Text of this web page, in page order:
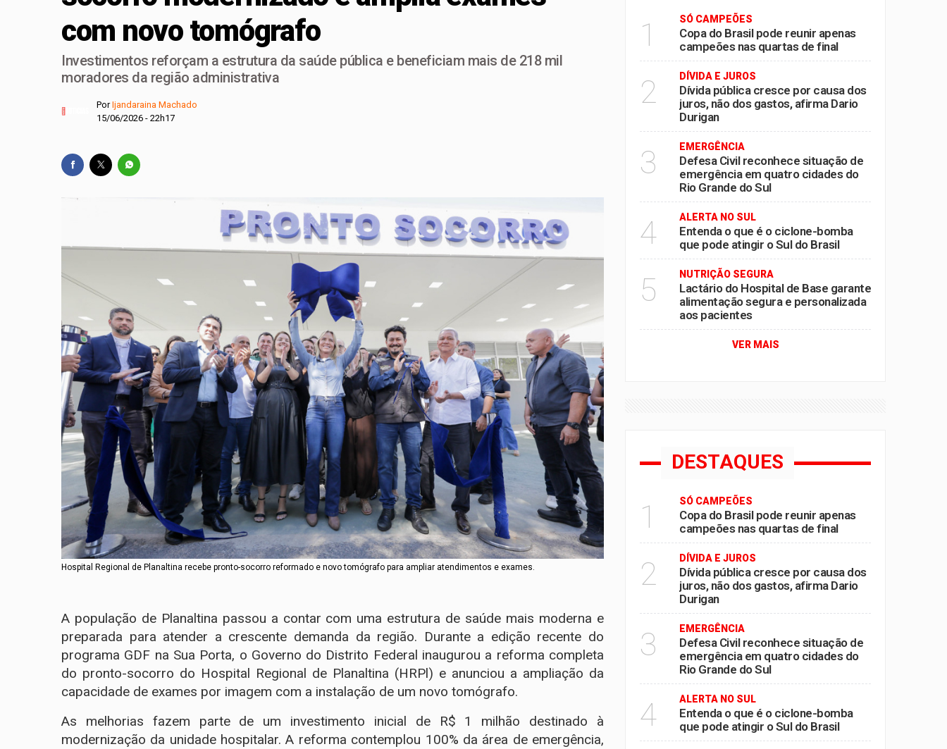
Celina avança nas pesquisas e impõe distância de 8,4 pontos sobre Arruda no DF
Queima de lixo e vegetação é crime ambiental e eleva risco de incêndio durante o período de seca
Copa do Brasil pode reunir apenas campeões nas quartas de final
com novo tomógrafo
Investimentos reforçam a estrutura da saúde pública e beneficiam mais de 218 mil
moradores da região administrativa
PorIjandaraina Machado
15/06/2026 - 22h17
Hospital Regional de Planaltina recebe pronto-socorro reformado e novo tomógrafo para ampliar atendimentos e exames.
A população de Planaltina passou a contar com uma estrutura de saúde mais moderna e
preparada para atender a crescente demanda da região. Durante a edição recente do
programa GDF na Sua Porta, o Governo do Distrito Federal inaugurou a reforma completa
do pronto-socorro do Hospital Regional de Planaltina (HRPl) e anunciou a ampliação da
capacidade de exames por imagem com a instalação de um novo tomógrafo.
As melhorias fazem parte de um investimento inicial de R$ 1 milhão destinado à
modernização da unidade hospitalar. A reforma contemplou 100% da área de emergência,
1 SÓ CAMPEÕES
Copa do Brasil pode reunir apenas
campeões nas quartas de final
2 DÍVIDA E JUROS
Dívida pública cresce por causa dos
juros, não dos gastos, afirma Dario
Durigan
3 EMERGÊNCIA
Defesa Civil reconhece situação de
emergência em quatro cidades do
Rio Grande do Sul
4 ALERTA NO SUL
Entenda o que é o ciclone-bomba
que pode atingir o Sul do Brasil
5 NUTRIÇÃO SEGURA
Lactário do Hospital de Base garante
alimentação segura e personalizada
aos pacientes
VER MAIS
DESTAQUES
1 SÓ CAMPEÕES
Copa do Brasil pode reunir apenas
campeões nas quartas de final
2 DÍVIDA E JUROS
Dívida pública cresce por causa dos
juros, não dos gastos, afirma Dario
Durigan
3 EMERGÊNCIA
Defesa Civil reconhece situação de
emergência em quatro cidades do
Rio Grande do Sul
4 ALERTA NO SUL
Entenda o que é o ciclone-bomba
que pode atingir o Sul do Brasil